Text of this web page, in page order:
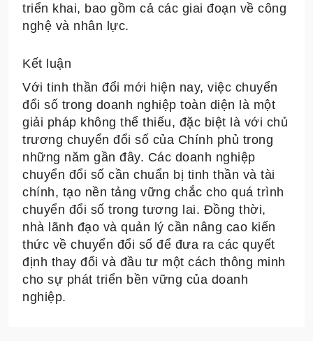
triển khai, bao gồm cả các giai đoạn về công
nghệ và nhân lực.
Kết luận
Với tinh thần đổi mới hiện nay, việc chuyển
đổi số trong doanh nghiệp toàn diện là một
giải pháp không thể thiếu, đặc biệt là với chủ
trương chuyển đổi số của Chính phủ trong
những năm gần đây. Các doanh nghiệp
chuyển đổi số cần chuẩn bị tinh thần và tài
chính, tạo nền tảng vững chắc cho quá trình
chuyển đổi số trong tương lai. Đồng thời,
nhà lãnh đạo và quản lý cần nâng cao kiến
thức về chuyển đổi số để đưa ra các quyết
định thay đổi và đầu tư một cách thông minh
cho sự phát triển bền vững của doanh
nghiệp.